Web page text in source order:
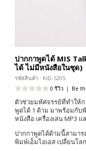
ปากกาพูดได้ MIS
ได้ ไม่มีหนังสือในชุด)
รหัสสินค้า : KID-S205
0 รีวิว | Be
ตัวช่วยมหัศจรรย์ที่ทำให้ก
พูดได้ 1 ด้าม มาพร้อมกับ
หนังสือ เครื่องเล่น MP3
ปากกาพูดได้ด้ามนี้สามา
พิมพ์เอ็มไอเอส เปลี่ยนโ